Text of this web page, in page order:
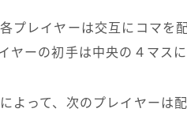
プレイヤーは交互にコマを
ヤーの初手は中央の４マス
よって、次のプレイヤーは